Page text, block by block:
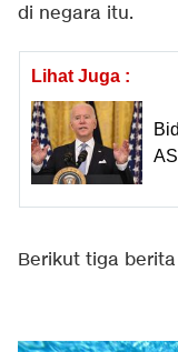
di negara itu.
Lihat Juga :
Berikut tiga